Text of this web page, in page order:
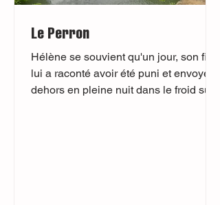
Le Perron
Hélène se souvient qu'un jour, son fils
lui a raconté avoir été puni et envoyé
dehors en pleine nuit dans le froid sur